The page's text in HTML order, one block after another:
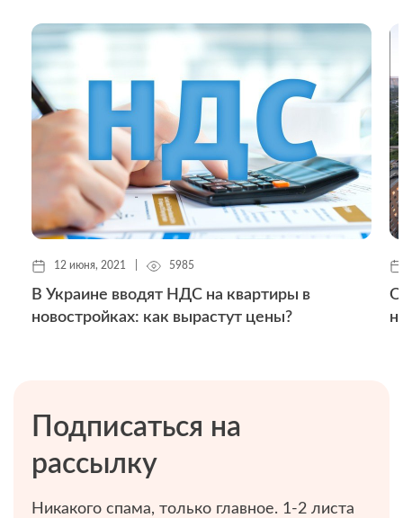
12 июня, 2021 5985
В Украине вводят НДС на квартиры в
новостройках: как вырастут цены?
Подписаться на
рассылку
Никакого спама, только главное. 1-2 листа